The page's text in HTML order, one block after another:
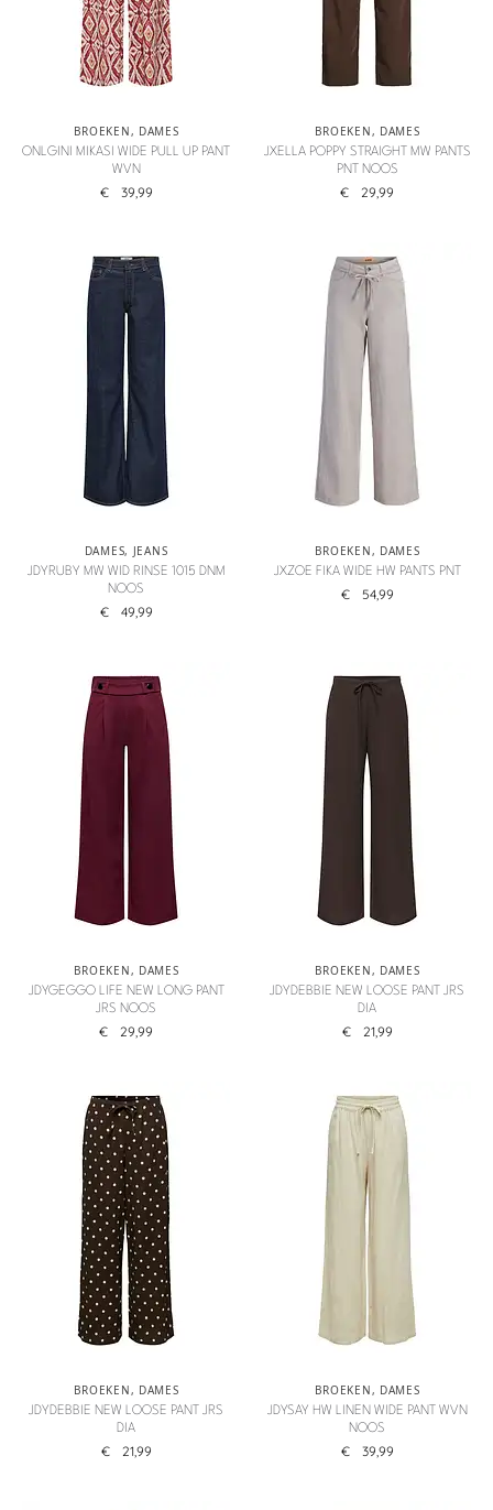
BROEKEN, DAMES
ONLGINI MIKASI WIDE PULL UP PANT
WVN
€ 39,99
BROEKEN, DAMES
JXELLA POPPY STRAIGHT MW PANTS
PNT NOOS
€ 29,99
DAMES, JEANS
JDYRUBY MW WID RINSE 1015 DNM
NOOS
€ 49,99
BROEKEN, DAMES
JXZOE FIKA WIDE HW PANTS PNT
€ 54,99
BROEKEN, DAMES
JDYGEGGO LIFE NEW LONG PANT
JRS NOOS
€ 29,99
BROEKEN, DAMES
JDYDEBBIE NEW LOOSE PANT JRS
DIA
€ 21,99
BROEKEN, DAMES
JDYDEBBIE NEW LOOSE PANT JRS
DIA
€ 21,99
BROEKEN, DAMES
JDYSAY HW LINEN WIDE PANT WVN
NOOS
€ 39,99